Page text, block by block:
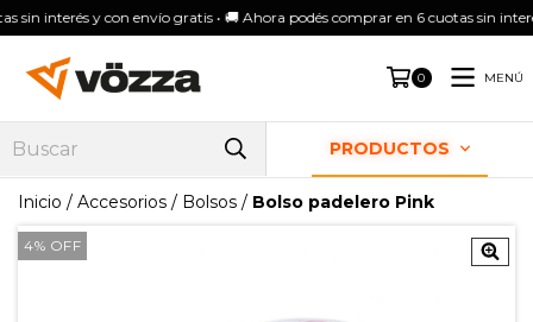
Ahora podes comprar en 6 cuotas sin interés y con envío Gratis!
0 MENÚ
PRODUCTOS
Inicio / Accesorios / Bolsos / Bolso padelero Pink
4% OFF